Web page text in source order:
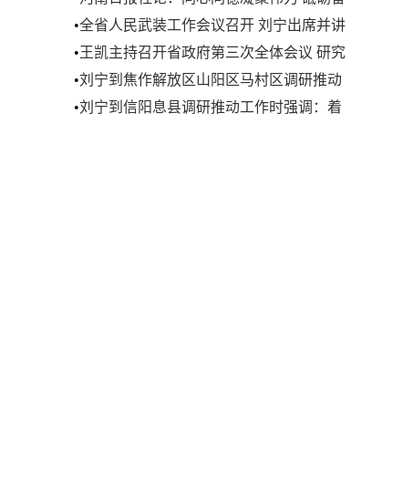
作报告
进开创未来——热烈祝贺省政协十三届四
次会议开幕
•全省人民武装工作会议召开 刘宁出席并讲
话
•王凯主持召开省政府第三次全体会议 研究
讨论政府工作报告
•刘宁到焦作解放区山阳区马村区调研推动
工作时强调 加快资源型城市产业转型升级
•刘宁到信阳息县调研推动工作时强调：着